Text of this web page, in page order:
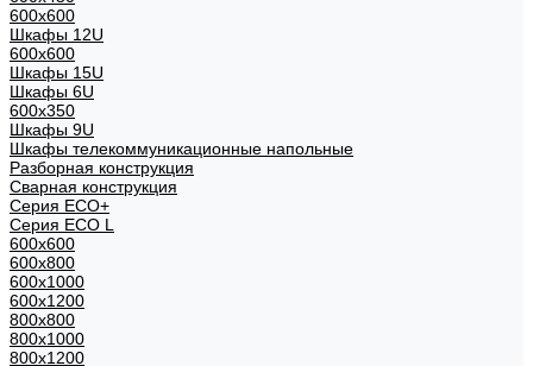
600x600
Шкафы 12U
600x600
Шкафы 15U
Шкафы 6U
600x350
Шкафы 9U
Шкафы телекоммуникационные напольные
Разборная конструкция
Сварная конструкция
Серия ECO+
Серия ECO L
600x600
600x800
600х1000
600х1200
800x800
800х1000
800х1200